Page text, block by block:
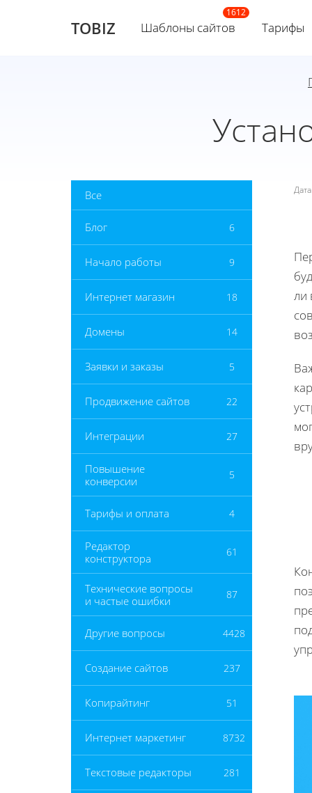
TOBIZ Шаблоны сайтов Тарифы
Все
Блог 6
Начало работы 9
Интернет магазин 18
Домены 14
Заявки и заказы 5
Продвижение сайтов 22
Интеграции 27
Повышение
конверсии
5
Тарифы и оплата 4
Редактор
конструктора
61
Технические вопросы
и частые ошибки
87
Другие вопросы 4428
Создание сайтов 237
Копирайтинг 51
Интернет маркетинг 8732
Текстовые редакторы 281
ли